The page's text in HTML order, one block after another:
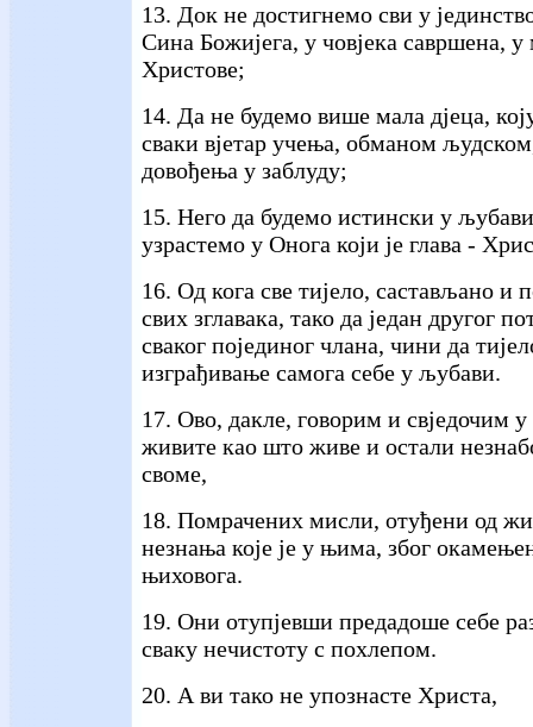
13. Док не достигнемо сви у
Сина Божијега, у човјека савршена, у
Христове;
14. Да не будемо више мала дјеца,
сваки вјетар учења, обманом
довођења у заблуду;
15. Него да будемо истински у
узрастемо у Онога који је глава -
16. Од кога све тијело, састављано и
свих зглавака, тако да један другог
сваког појединог члана, чини да
изграђивање самога себе у љубави.
17. Ово, дакле, говорим и свједочим
живите као што живе и остали
своме,
18. Помрачених мисли, отуђени од
незнања које је у њима, због
њиховога.
19. Они отупјевши предадоше себе
сваку нечистоту с похлепом.
20. А ви тако не упознасте Христа,